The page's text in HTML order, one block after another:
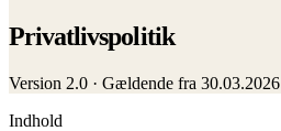
Privatlivspolitik
Version 2.0 · Gældende fra 30.03.2026
Indhold